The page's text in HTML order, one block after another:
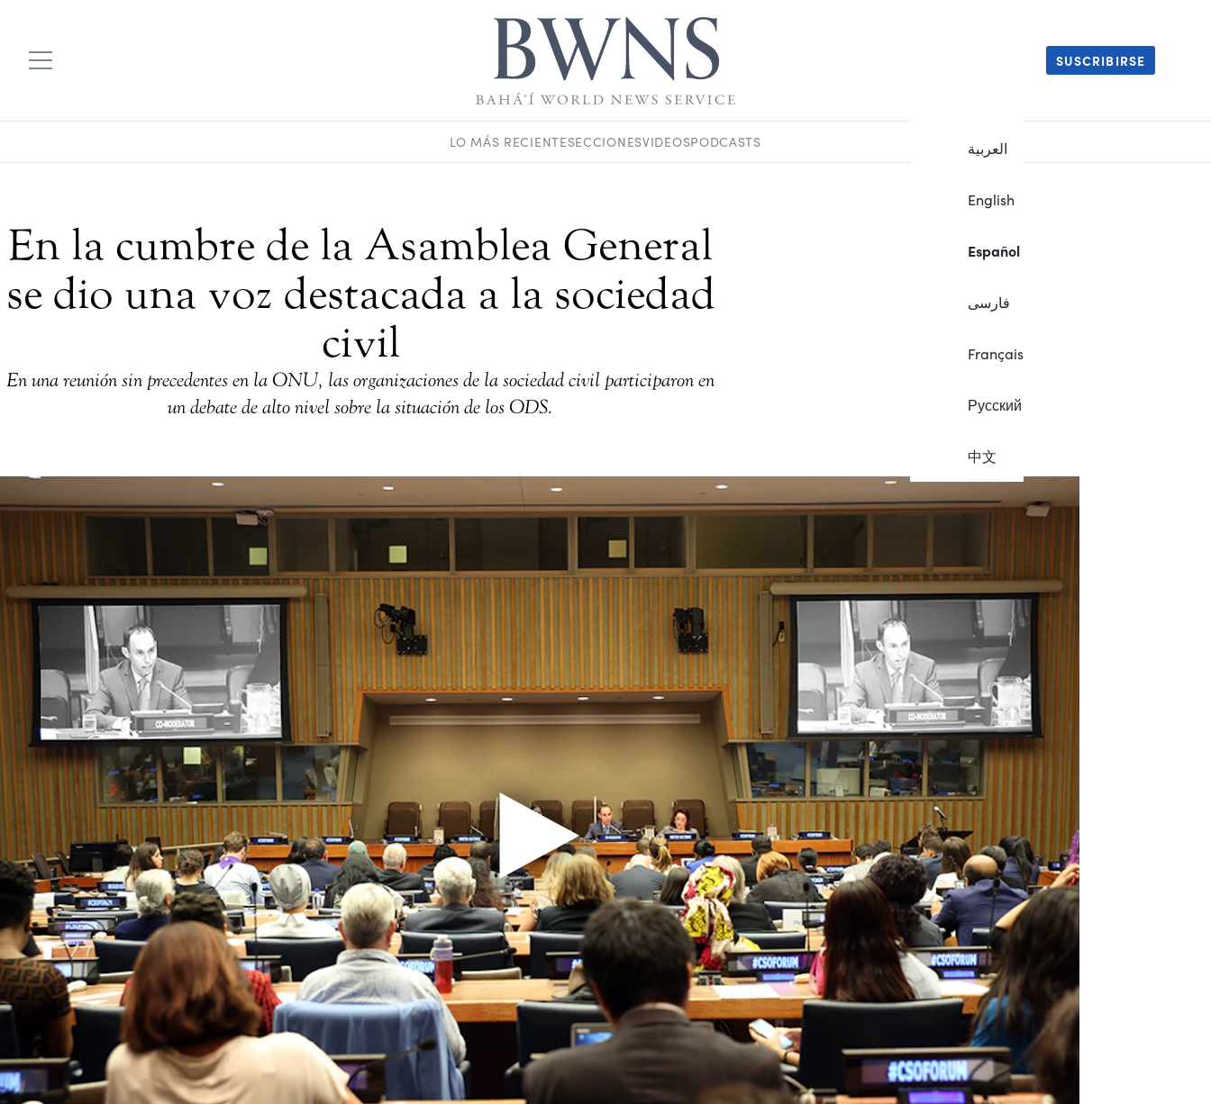
العربية
English
Español
فارسی
Français
Русский
中文
SUSCRIBIRSE
LO MÁS RECIENTESECCIONESVIDEOSPODCASTS
En la cumbre de la Asamblea General
se dio una voz destacada a la sociedad
civil
En una reunión sin precedentes en la ONU, las organizaciones de la sociedad civil participaron en
un debate de alto nivel sobre la situación de los ODS.